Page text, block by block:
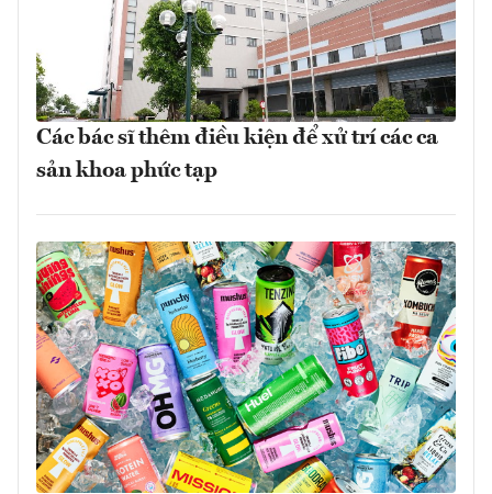
Các bác sĩ thêm điều kiện để xử trí các ca
sản khoa phức tạp